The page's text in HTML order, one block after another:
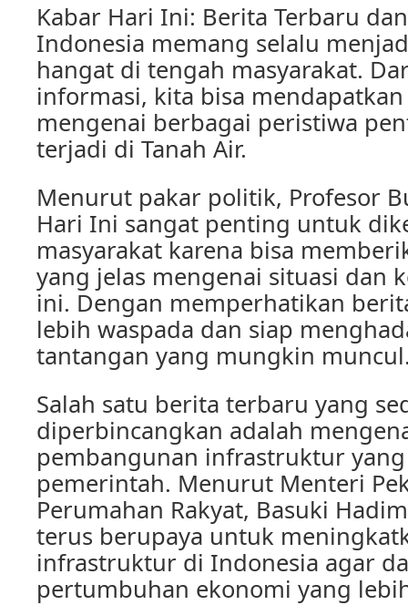
Kabar Hari Ini: Berita Terbaru
Indonesia memang selalu
hangat di tengah masyarakat.
informasi, kita bisa
mengenai berbagai peristiwa
terjadi di Tanah Air.
Menurut pakar politik, Profesor
Hari Ini sangat penting untuk
masyarakat karena bisa
yang jelas mengenai situasi dan
ini. Dengan memperhatikan
lebih waspada dan siap
tantangan yang mungkin
Salah satu berita terbaru yang
diperbincangkan adalah
pembangunan infrastruktur
pemerintah. Menurut Menteri
Perumahan Rakyat, Basuki
terus berupaya untuk
infrastruktur di Indonesia agar
pertumbuhan ekonomi yang